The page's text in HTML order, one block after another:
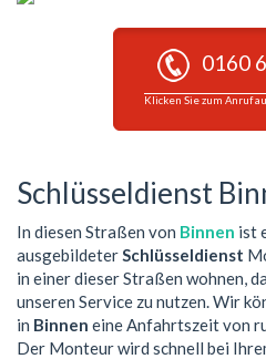
0160
Klicken Sie zum Anruf
Schlüsseldienst
In diesen Straßen von Binnen ist
ausgebildeterSchlüsseldienst
in einer dieser Straßen wohnen,
unseren Service zu nutzen. Wir
in Binnen eine Anfahrtszeit von
Der Monteur wird schnell bei